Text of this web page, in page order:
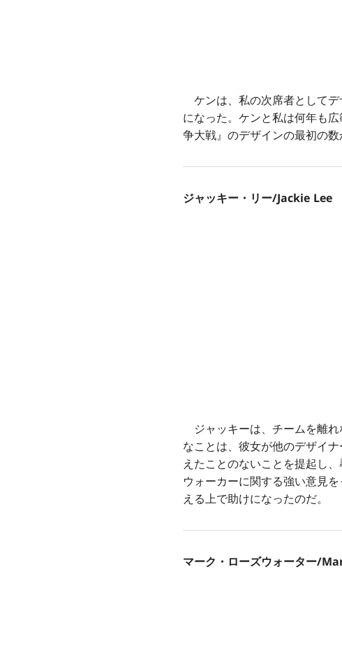
ケンは、私の次席者として
になった。ケンと私は何年も
争大戦』のデザインの最初の
ジャッキー・リー/Jackie Lee
ジャッキーは、チームを離
なことは、彼女が他のデザイ
えたことのないことを提起し
ウォーカーに関する強い意見
える上で助けになったのだ。
マーク・ローズウォーター/